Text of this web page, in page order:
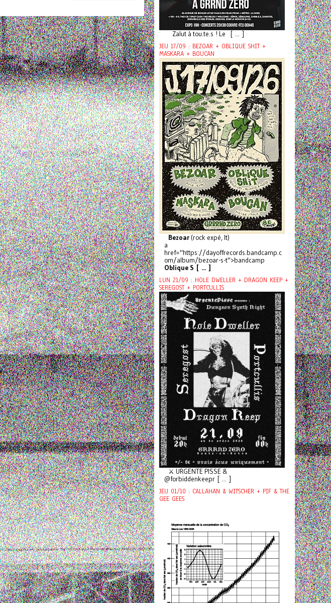
Zalut à tou.te.s ! Le [ ... ]
JEU 17/09 : BEZOAR + OBLIQUE SHIT +
MASKARA + BOUCAN
Bezoar (rock expé, It)
a
href="https://dayoffrecords.bandcamp.c
om/album/bezoar-s-t">bandcamp
Oblique S [ ... ]
LUN 21/09 : HOLE DWELLER + DRAGON KEEP +
SEREGOST + PORTCULLIS
⚔️ URGENTE PISSE &
@forbiddenkeepr [ ... ]
JEU 01/10 : CALLAHAN & WITSCHER + PIF & THE
GEE GEES